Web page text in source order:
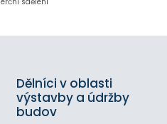
Dělníci v oblasti
výstavby a údržby
budov